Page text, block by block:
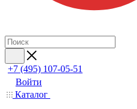
+7 (495) 107-05-51
Войти
Каталог